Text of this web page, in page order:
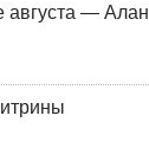
августа — Алан